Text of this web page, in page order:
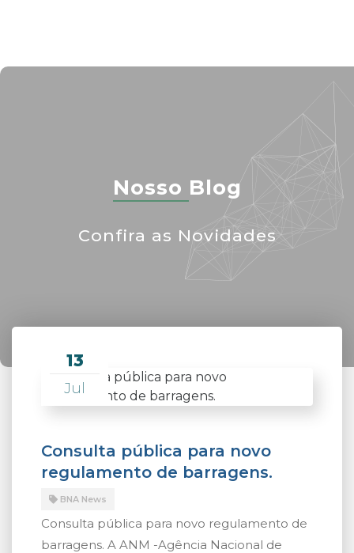
Nosso Blog
Confira as Novidades
13
Jul
Consulta pública para novo
regulamento de barragens.
BNA News
Consulta pública para novo regulamento de
barragens. A ANM -Agência Nacional de